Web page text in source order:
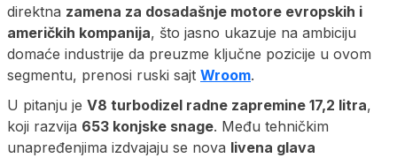
direktna zamena za dosadašnje motore evropskih i
američkih kompanija, što jasno ukazuje na ambiciju
domaće industrije da preuzme ključne pozicije u ovom
segmentu, prenosi ruski sajt Wroom.
U pitanju je V8 turbodizel radne zapremine 17,2 litra,
koji razvija 653 konjske snage. Među tehničkim
unapređenjima izdvajaju se nova livena glava